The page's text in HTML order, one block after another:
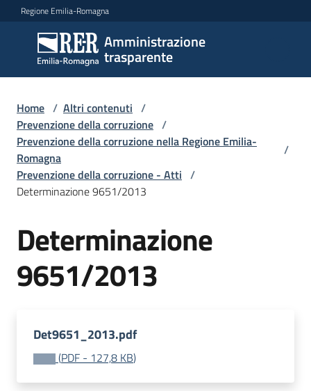
Vai al contenuto
Vai alla navigazione
Vai al footer
Regione Emilia-Romagna
Amministrazione
trasparente
Amministrazione
trasparente
Sottosezioni
Accesso
Home / Altri contenuti /
Prevenzione della corruzione /
Prevenzione della corruzione nella Regione Emilia-
Romagna
/
Prevenzione della corruzione - Atti /
Determinazione 9651/2013
Determinazione
9651/2013
Det9651_2013.pdf
(PDF - 127,8 KB)